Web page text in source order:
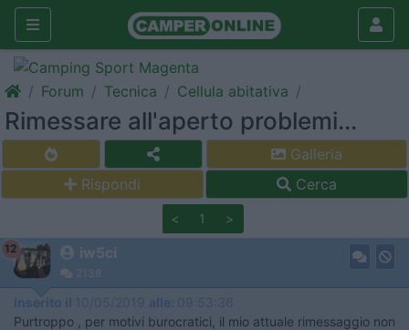
Forum Tecnica Cellula abitativa
Rimessare all'aperto problemi...
Galleria
Rispondi
Cerca
< 1 >
12 iw5ci
2138
Inserito il 10/05/2019 alle: 09:53:36
Purtroppo , per motivi burocratici, il mio attuale rimessaggio non